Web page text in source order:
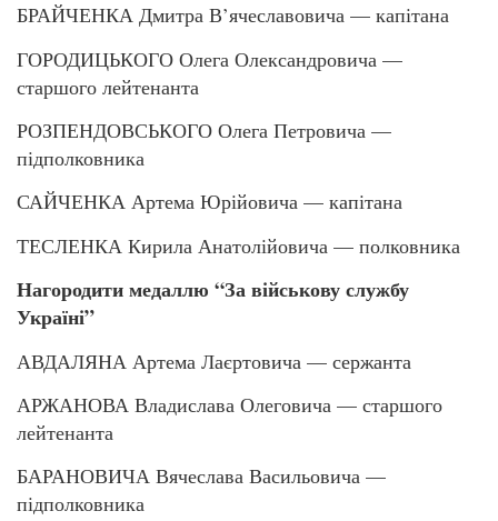
БРАЙЧЕНКА Дмитра В’ячеславовича — капітана
ГОРОДИЦЬКОГО Олега Олександровича —
старшого лейтенанта
РОЗПЕНДОВСЬКОГО Олега Петровича —
підполковника
САЙЧЕНКА Артема Юрійовича — капітана
ТЕСЛЕНКА Кирила Анатолійовича — полковника
Нагородити медаллю “За військову службу
Україні”
АВДАЛЯНА Артема Лаєртовича — сержанта
АРЖАНОВА Владислава Олеговича — старшого
лейтенанта
БАРАНОВИЧА Вячеслава Васильовича —
підполковника